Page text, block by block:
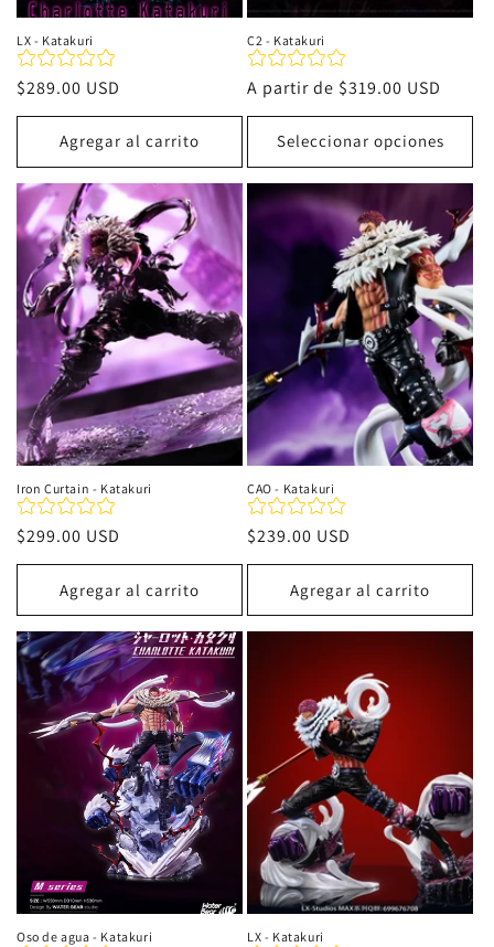
LX - Katakuri
Precio
habitual
$289.00 USD
Agregar al carrito
C2 - Katakuri
Precio
habitual
A partir de $319.00 USD
Seleccionar opciones
Iron Curtain - Katakuri
Precio
habitual
$299.00 USD
Agregar al carrito
CAO - Katakuri
Precio
habitual
$239.00 USD
Agregar al carrito
Oso de agua - Katakuri LX - Katakuri